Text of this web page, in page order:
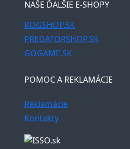
NAŠE ĎALŠIE E-SHOPY
ROGSHOP.SK
PREDATORSHOP.SK
GOGAME.SK
POMOC A REKLAMÁCIE
Reklamácie
Kontakty